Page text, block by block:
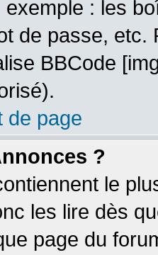
: les
de passe,
BBCode
de page
?
le
les lire dès
page du